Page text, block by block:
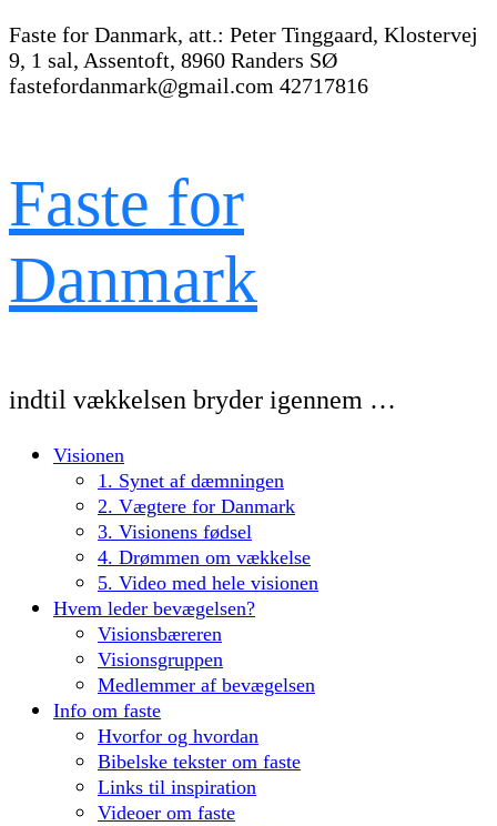
Faste for Danmark, att.: Peter Tinggaard, Klostervej
9, 1 sal, Assentoft, 8960 Randers SØ
fastefordanmark@gmail.com 42717816
Faste for
Danmark
indtil vækkelsen bryder igennem …
Visionen
1. Synet af dæmningen
2. Vægtere for Danmark
3. Visionens fødsel
4. Drømmen om vækkelse
5. Video med hele visionen
Hvem leder bevægelsen?
Visionsbæreren
Visionsgruppen
Medlemmer af bevægelsen
Info om faste
Hvorfor og hvordan
Bibelske tekster om faste
Links til inspiration
Videoer om faste